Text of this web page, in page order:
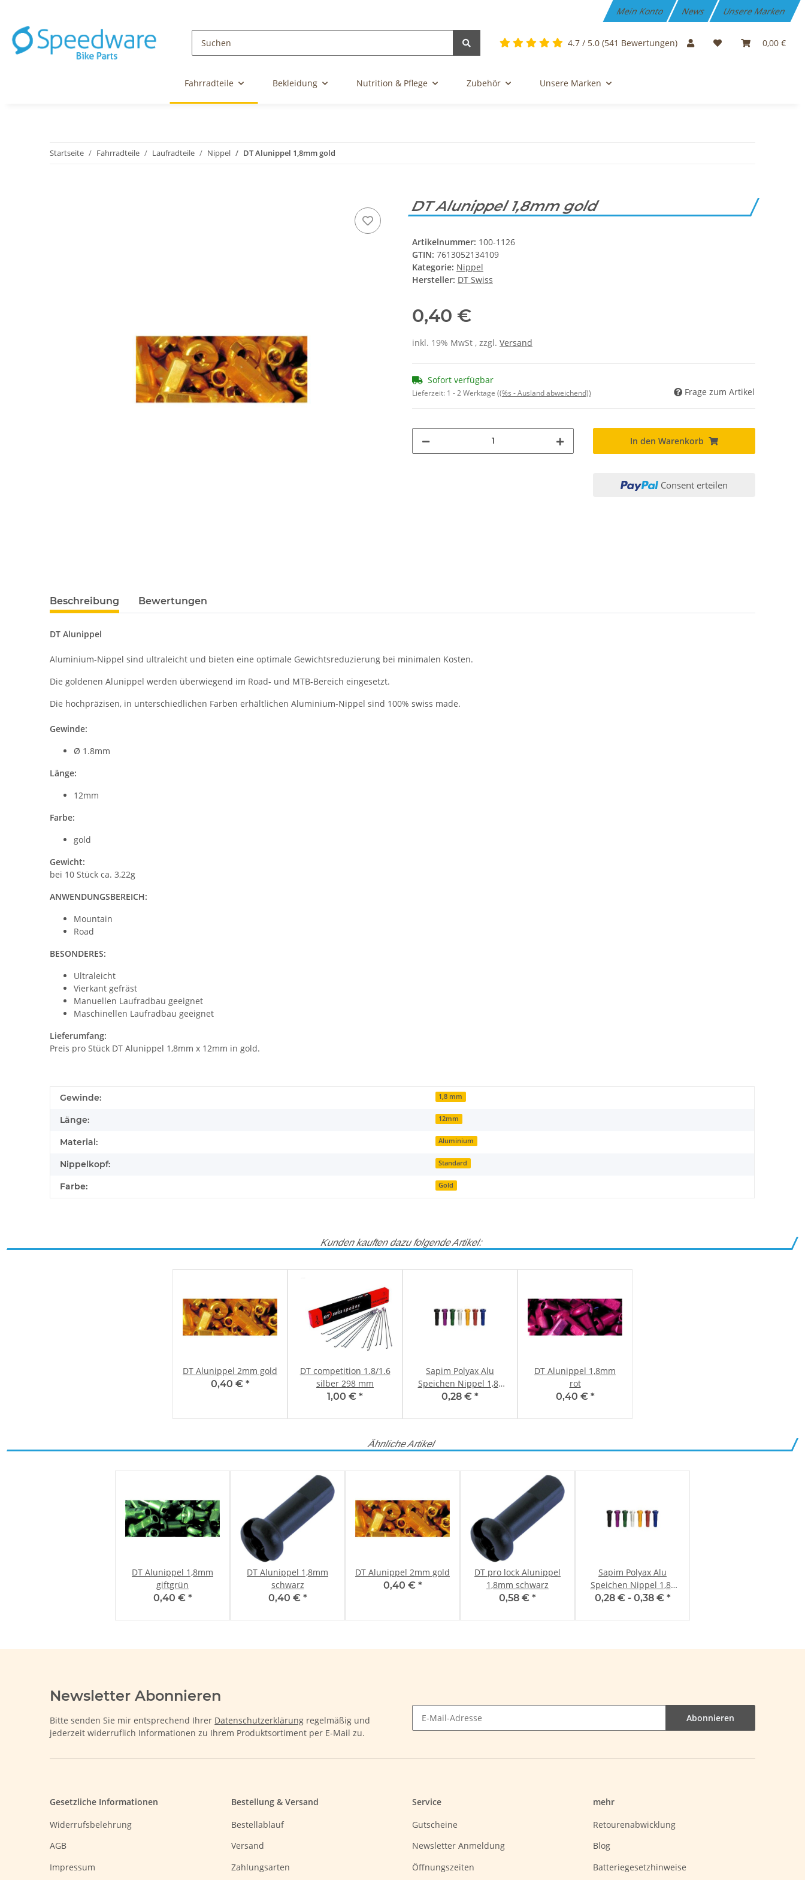
Mein Konto News Unsere Marken
4.7 / 5.0 (541 Bewertungen) 0,00 €
Fahrradteile Bekleidung Nutrition & Pflege Zubehör Unsere Marken
Startseite Fahrradteile Laufradteile Nippel DT Alunippel 1,8mm gold
DT Alunippel 1,8mm gold
Artikelnummer: 100-1126
GTIN: 7613052134109
Kategorie: Nippel
Hersteller: DT Swiss
0,40 €
inkl. 19% MwSt , zzgl. Versand
Sofort verfügbar
Lieferzeit: 1 - 2 Werktage ((%s - Ausland abweichend)) Frage zum Artikel
In den Warenkorb
Consent erteilen
Beschreibung Bewertungen
DT Alunippel
Aluminium-Nippel sind ultraleicht und bieten eine optimale Gewichtsreduzierung bei minimalen Kosten.
Die goldenen Alunippel werden überwiegend im Road- und MTB-Bereich eingesetzt.
Die hochpräzisen, in unterschiedlichen Farben erhältlichen Aluminium-Nippel sind 100% swiss made.
Gewinde:
Ø 1.8mm
Länge:
12mm
Farbe:
gold
Gewicht:
bei 10 Stück ca. 3,22g
ANWENDUNGSBEREICH:
Mountain
Road
BESONDERES:
Ultraleicht
Vierkant gefräst
Manuellen Laufradbau geeignet
Maschinellen Laufradbau geeignet
Lieferumfang:
Preis pro Stück DT Alunippel 1,8mm x 12mm in gold.
Gewinde: 1,8 mm
Länge: 12mm
Material: Aluminium
Nippelkopf: Standard
Farbe: Gold
Kunden kauften dazu folgende Artikel:
DT Alunippel 2mm gold
0,40 € *
DT competition 1.8/1.6
silber 298 mm
1,00 € *
Sapim Polyax Alu
Speichen Nippel 1,8x
12mm Silber
0,28 € *
DT Alunippel 1,8mm
rot
0,40 € *
Ähnliche Artikel
DT Alunippel 1,8mm
giftgrün
0,40 € *
DT Alunippel 1,8mm
schwarz
0,40 € *
DT Alunippel 2mm gold
0,40 € *
DT pro lock Alunippel
1,8mm schwarz
0,58 € *
Sapim Polyax Alu
Speichen Nippel 1,8x
12mm
0,28 € - 0,38 € *
Newsletter Abonnieren
Bitte senden Sie mir entsprechend Ihrer Datenschutzerklärung regelmäßig und
jederzeit widerruflich Informationen zu Ihrem Produktsortiment per E-Mail zu.
Abonnieren
Gesetzliche Informationen
Widerrufsbelehrung
AGB
Impressum
Bestellung & Versand
Bestellablauf
Versand
Zahlungsarten
Service
Gutscheine
Newsletter Anmeldung
Öffnungszeiten
mehr
Retourenabwicklung
Blog
Batteriegesetzhinweise